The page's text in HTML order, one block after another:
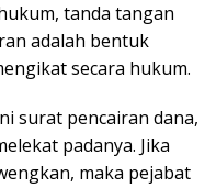
tanda tangan
adalah bentuk
secara hukum.
surat pencairan dana,
padanya. Jika
maka pejabat